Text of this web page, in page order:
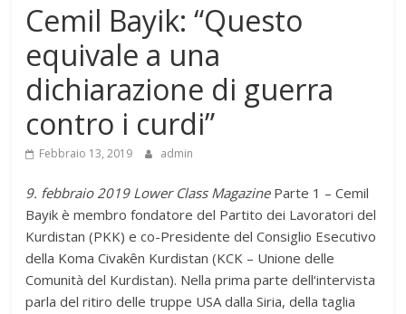
Cemil Bayik: “Questo
equivale a una
dichiarazione di guerra
contro i curdi”
Febbraio 13, 2019 admin
9. febbraio 2019 Lower Class Magazine Parte 1 – Cemil
Bayik è membro fondatore del Partito dei Lavoratori del
Kurdistan (PKK) e co-Presidente del Consiglio Esecutivo
della Koma Civakên Kurdistan (KCK – Unione delle
Comunità del Kurdistan). Nella prima parte dell‘intervista
parla del ritiro delle truppe USA dalla Siria, della taglia